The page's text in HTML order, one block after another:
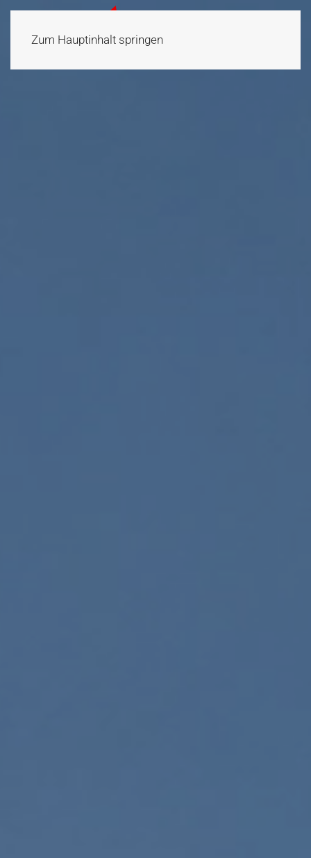
Zum Hauptinhalt springen